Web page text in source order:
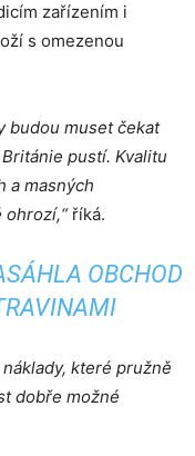
zařízením i
s omezenou
budou muset čekat
pustí. Kvalitu
a masných
ohrozí,“ říká.
OBCHOD
které pružně
dobře možné